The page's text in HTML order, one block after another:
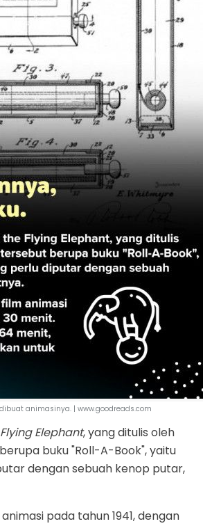
animasinya. | www.goodreads.com
Elephant, yang ditulis oleh
buku "Roll-A-Book", yaitu
dengan sebuah kenop putar,
pada tahun 1941, dengan